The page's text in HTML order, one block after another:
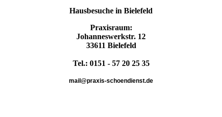
Hausbesuche in Bielefeld
Praxisraum:
Johanneswerkstr. 12
33611 Bielefeld
Tel.: 0151 - 57 20 25 35
mail@praxis-schoendienst.de